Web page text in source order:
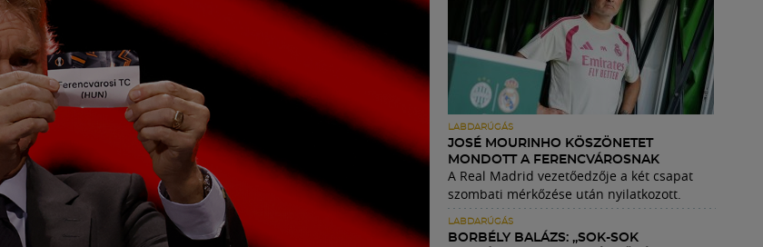
LABDARÚGÁS
JOSÉ MOURINHO KÖSZÖNETET
MONDOTT A FERENCVÁROSNAK
A Real Madrid vezetőedzője a két csapat
szombati mérkőzése után nyilatkozott.
LABDARÚGÁS
BORBÉLY BALÁZS: „SOK-SOK